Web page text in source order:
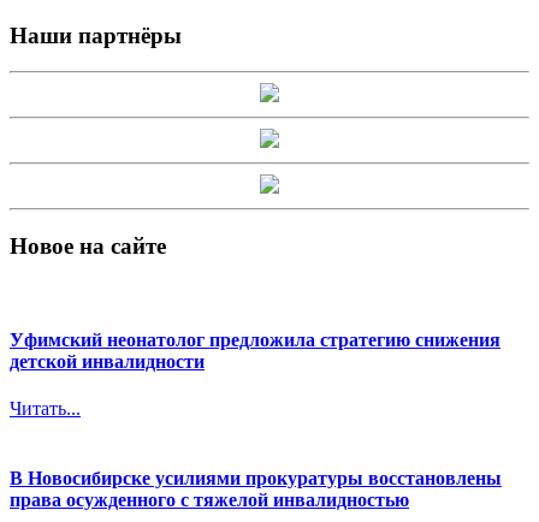
Наши партнёры
Новое на сайте
Уфимский неонатолог предложила стратегию снижения
детской инвалидности
Читать...
В Новосибирске усилиями прокуратуры восстановлены
права осужденного с тяжелой инвалидностью